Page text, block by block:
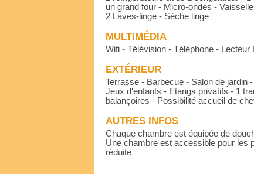
un grand four - Micro-ondes -
2 Laves-linge - Sèche linge
MULTIMÉDIA
Wifi - Télévision - Téléphone - Lecteur
EXTÉRIEUR
Terrasse - Barbecue - Salon de jardin
Jeux d'enfants - Etangs privatifs - 1
balançoires - Possibilité accueil de
AUTRES INFOS
Chaque chambre est équipée de
Une chambre est accessible pour les
réduite